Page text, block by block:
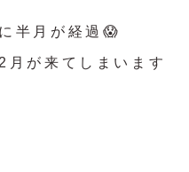
半月が経過😱
月が来てしまいます